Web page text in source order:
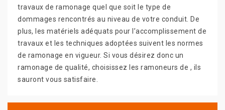
travaux de ramonage quel que soit le type de
dommages rencontrés au niveau de votre conduit. De
plus, les matériels adéquats pour l’accomplissement de
travaux et les techniques adoptées suivent les normes
de ramonage en vigueur. Si vous désirez donc un
ramonage de qualité, choisissez les ramoneurs de , ils
sauront vous satisfaire.